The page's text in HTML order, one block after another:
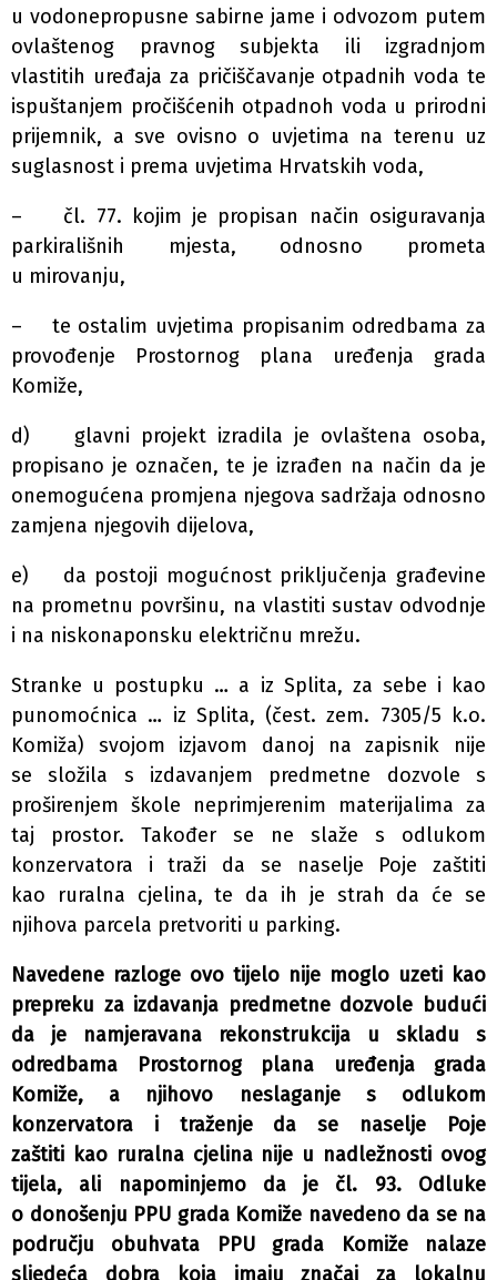
u vodonepropusne sabirne jame i odvozom putem
ovlaštenog pravnog subjekta ili izgradnjom
vlastitih uređaja za pričiščavanje otpadnih voda te
ispuštanjem pročišćenih otpadnoh voda u prirodni
prijemnik, a sve ovisno o uvjetima na terenu uz
suglasnost i prema uvjetima Hrvatskih voda,
– čl. 77. kojim je propisan način osiguravanja
parkirališnih mjesta, odnosno prometa
u mirovanju,
– te ostalim uvjetima propisanim odredbama za
provođenje Prostornog plana uređenja grada
Komiže,
d) glavni projekt izradila je ovlaštena osoba,
propisano je označen, te je izrađen na način da je
onemogućena promjena njegova sadržaja odnosno
zamjena njegovih dijelova,
e) da postoji mogućnost priključenja građevine
na prometnu površinu, na vlastiti sustav odvodnje
i na niskonaponsku električnu mrežu.
Stranke u postupku … a iz Splita, za sebe i kao
punomoćnica … iz Splita, (čest. zem. 7305/5 k.o.
Komiža) svojom izjavom danoj na zapisnik nije
se složila s izdavanjem predmetne dozvole s
proširenjem škole neprimjerenim materijalima za
taj prostor. Također se ne slaže s odlukom
konzervatora i traži da se naselje Poje zaštiti
kao ruralna cjelina, te da ih je strah da će se
njihova parcela pretvoriti u parking.
Navedene razloge ovo tijelo nije moglo uzeti kao
prepreku za izdavanja predmetne dozvole budući
da je namjeravana rekonstrukcija u skladu s
odredbama Prostornog plana uređenja grada
Komiže, a njihovo neslaganje s odlukom
konzervatora i traženje da se naselje Poje
zaštiti kao ruralna cjelina nije u nadležnosti ovog
tijela, ali napominjemo da je čl. 93. Odluke
o donošenju PPU grada Komiže navedeno da se na
području obuhvata PPU grada Komiže nalaze
sljedeća dobra koja imaju značaj za lokalnu